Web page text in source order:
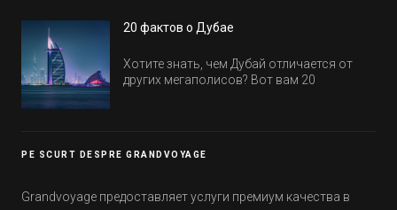
обычно на первые заезды дают промо-
20 фактов о Дубае
Хотите знать, чем Дубай отличается от
других мегаполисов? Вот вам 20
PE SCURT DESPRE GRANDVOYAGE
Grandvoyage предоставляет услуги премиум качества в